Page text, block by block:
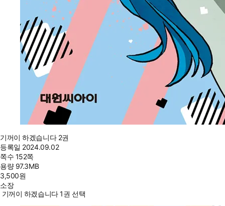
기꺼이 하겠습니다 2권
등록일 2024.09.02
쪽수 152쪽
용량 97.3MB
3,500원
소장
기꺼이 하겠습니다 1권 선택